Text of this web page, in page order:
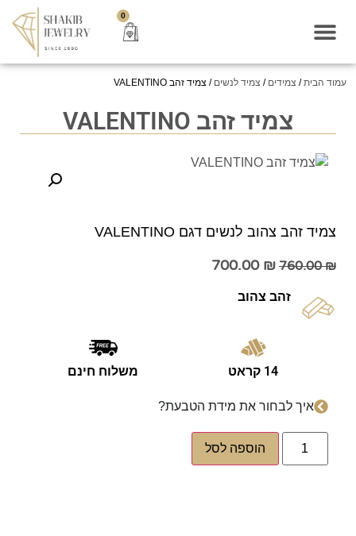
0
עמוד הבית/ צמידים / צמיד לנשים / צמיד זהב VALENTINO
צמיד זהב VALENTINO
צמיד זהב צהוב לנשים דגם VALENTINO
760.00₪
700.00 ₪
זהב צהוב
14 קראט משלוח חינם
איך לבחור את מידת הטבעת?
הוספה לסל